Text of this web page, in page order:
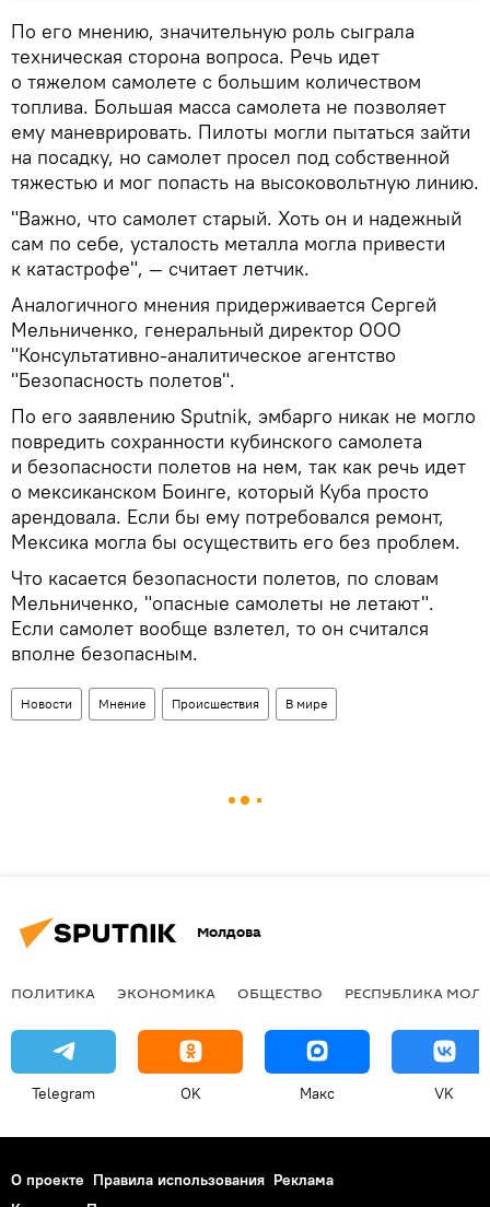
По его мнению, значительную роль сыграла
техническая сторона вопроса. Речь идет
о тяжелом самолете с большим количеством
топлива. Большая масса самолета не позволяет
ему маневрировать. Пилоты могли пытаться зайти
на посадку, но самолет просел под собственной
тяжестью и мог попасть на высоковольтную линию.
"Важно, что самолет старый. Хоть он и надежный
сам по себе, усталость металла могла привести
к катастрофе", — считает летчик.
Аналогичного мнения придерживается Сергей
Мельниченко, генеральный директор ООО
"Консультативно-аналитическое агентство
"Безопасность полетов".
По его заявлению Sputnik, эмбарго никак не могло
повредить сохранности кубинского самолета
и безопасности полетов на нем, так как речь идет
о мексиканском Боинге, который Куба просто
арендовала. Если бы ему потребовался ремонт,
Мексика могла бы осуществить его без проблем.
Что касается безопасности полетов, по словам
Мельниченко, "опасные самолеты не летают".
Если самолет вообще взлетел, то он считался
вполне безопасным.
Новости Мнение Происшествия В мире
Молдова
ПОЛИТИКА ЭКОНОМИКА ОБЩЕСТВО РЕСПУБЛИКА
Telegram OK Макс VK
О проекте Правила использования Реклама